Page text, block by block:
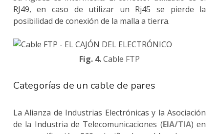
RJ49, en caso de utilizar un Rj45 se pierde la
posibilidad de conexión de la malla a tierra.
Fig. 4.Cable FTP
Categorías de un cable de pares
La Alianza de Industrias Electrónicas y la Asociación
de la Industria de Telecomunicaciones (EIA/TIA) en